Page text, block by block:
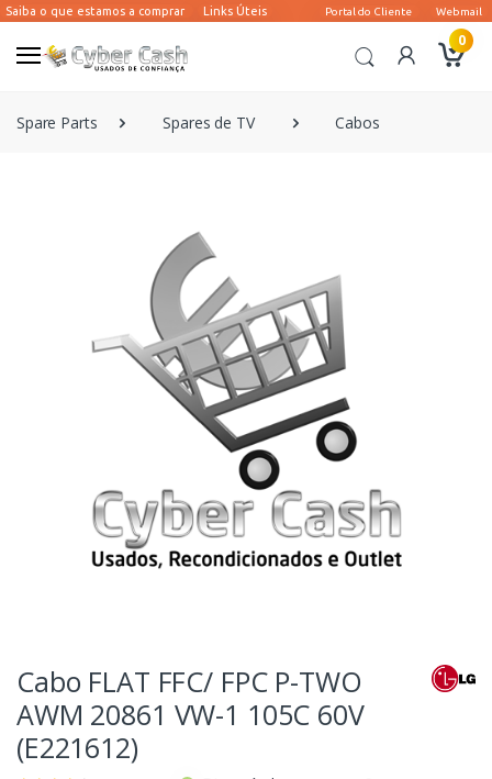
0
Spare Parts Spares de TV Cabos
Cabo FLAT FFC/ FPC P-TWO
AWM 20861 VW-1 105C 60V
(E221612)